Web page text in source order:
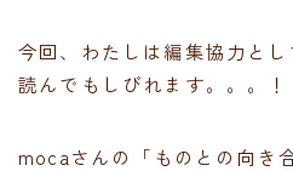
今回、わたしは編集協力と
読んでもしびれます。。。！
mocaさんの「ものとの向き